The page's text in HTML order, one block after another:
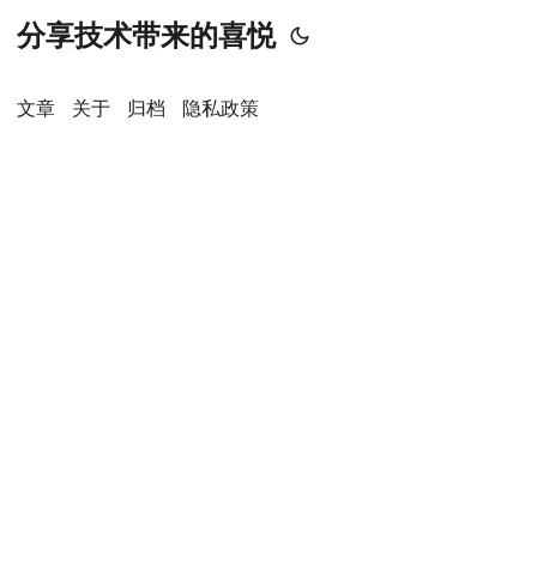
分享技术带来的喜悦
文章 关于 归档 隐私政策